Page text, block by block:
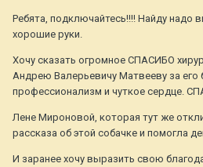
Ребята, подключайтесь!!!! Найду надо
хорошие руки.
Хочу сказать огромное СПАСИБО
Андрею Валерьевичу Матвееву за его
профессионализм и чуткое сердце.
Лене Мироновой, которая тут же
рассказа об этой собачке и помогла
И заранее хочу выразить свою